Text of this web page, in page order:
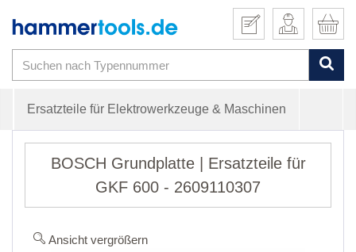
Ersatzteile für Elektrowerkzeuge & Maschinen
BOSCH Grundplatte | Ersatzteile für
GKF 600 - 2609110307
Ansicht vergrößern